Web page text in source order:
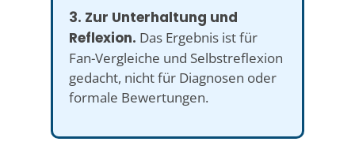
3. Zur Unterhaltung und
Reflexion. Das Ergebnis ist für
Fan-Vergleiche und Selbstreflexion
gedacht, nicht für Diagnosen oder
formale Bewertungen.